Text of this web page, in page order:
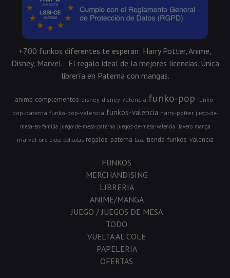
+700 funkos diferentes te esperan: Harry Potter, Anime,
Disney, Marvel... El regalo ideal de la mejores licencias. Única
librería en Paterna con mangas.
anime complementos disney disney-valencia funko-pop funko-
pop-paterna funko-pop-valencia funkos-valencia harry-potter juego-de-
mesa-en-familia juego-de-mesa-paterna juegos-de-mesa-valencia llavero manga
marvel one-piece peliculas regalos-paterna taza tienda-funkos-valencia
FUNKOS
MERCHANDISING
LIBRERIA
ANIME/MANGA
JUEGO / JUEGOS DE MESA
TODO
VUELTA AL COLE
PAPELERIA
OFERTAS